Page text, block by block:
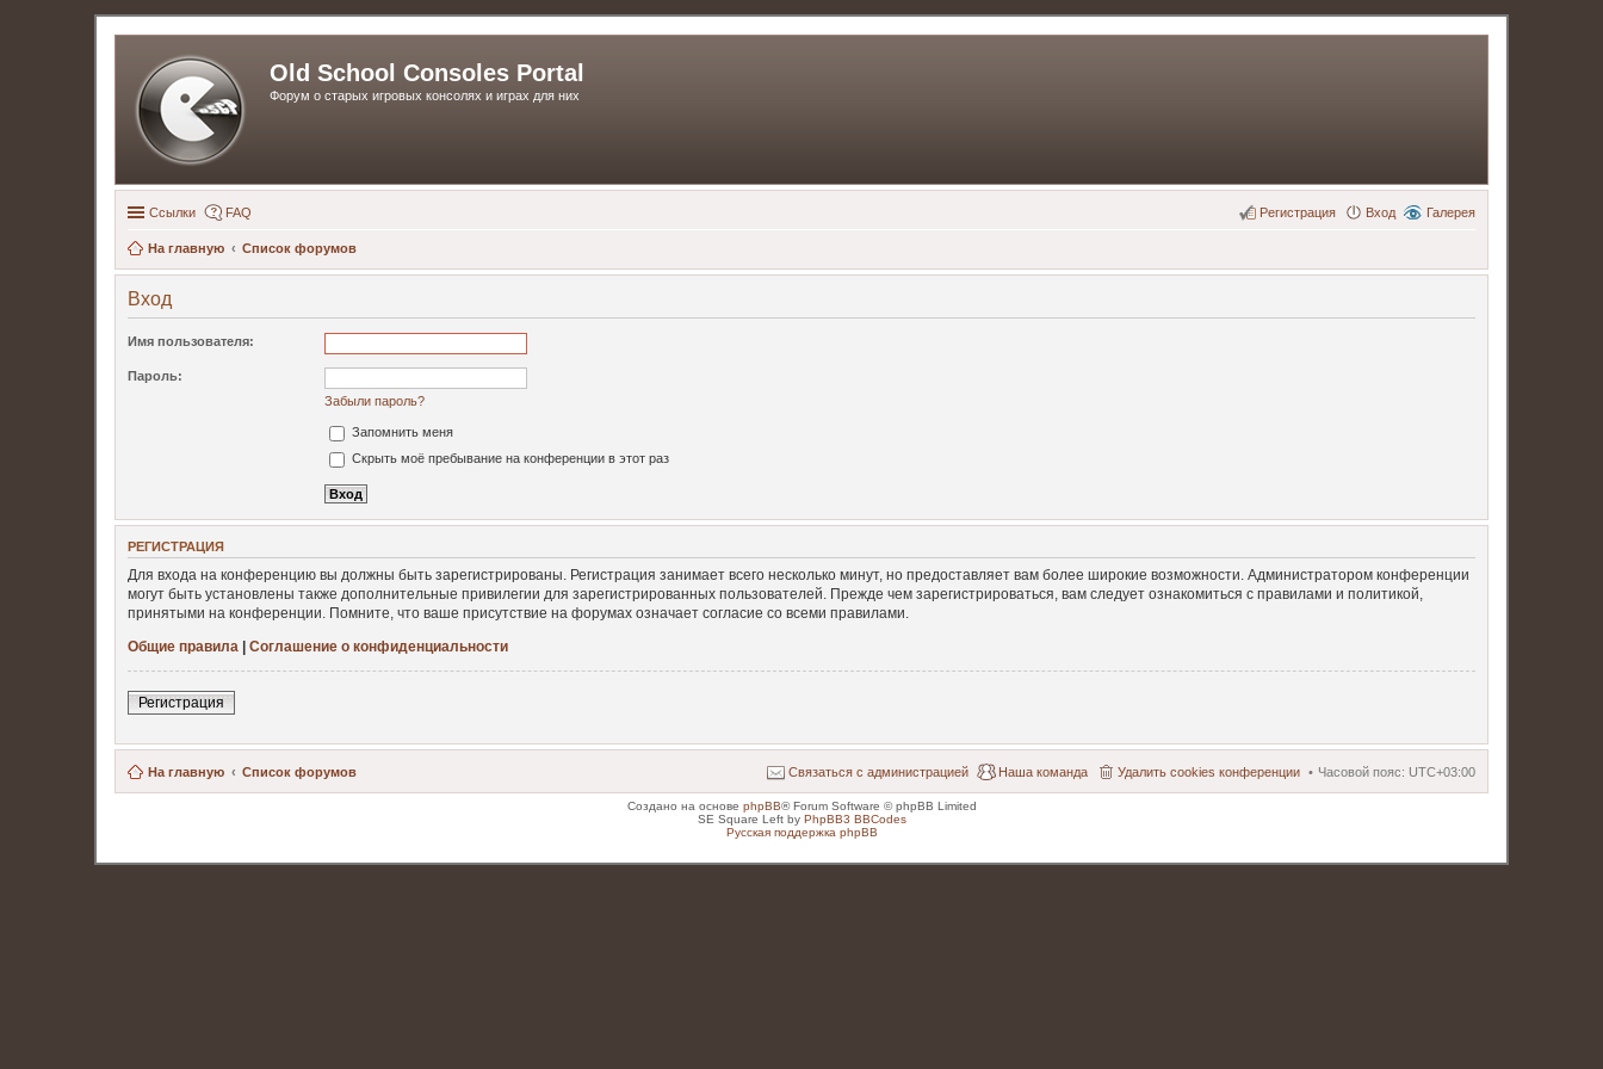
Old School Consoles Portal
Форум о старых игровых консолях и играх для них
Ссылки Галерея
FAQ Вход
Регистрация
На главную Список форумов
Вход
Имя пользователя:
Пароль:
Забыли пароль?
Запомнить меня
Скрыть моё пребывание на конференции в этот раз
РЕГИСТРАЦИЯ
Для входа на конференцию вы должны быть зарегистрированы. Регистрация занимает всего несколько минут, но предоставляет вам более широкие возможности. Администратором конференции
могут быть установлены также дополнительные привилегии для зарегистрированных пользователей. Прежде чем зарегистрироваться, вам следует ознакомиться с правилами и политикой,
принятыми на конференции. Помните, что ваше присутствие на форумах означает согласие со всеми правилами.
Общие правила | Соглашение о конфиденциальности
Регистрация
На главную Список форумов Часовой пояс: UTC+03:00
Удалить cookies конференции
Наша команда
Связаться с администрацией
Создано на основе phpBB® Forum Software © phpBB Limited
SE Square Left by PhpBB3 BBCodes
Русская поддержка phpBB